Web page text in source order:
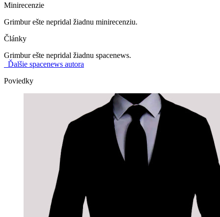
Minirecenzie
Grimbur ešte nepridal žiadnu minirecenziu.
Články
Grimbur ešte nepridal žiadnu spacenews.
Ďalšie spacenews autora
Poviedky